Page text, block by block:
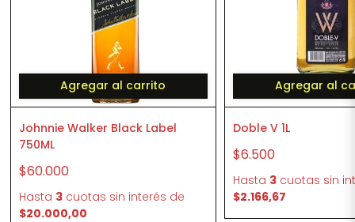
Agregar al carrito
Johnnie Walker Black Label
750ML
$60.000
Hasta 3cuotas sin interés de
$20.000,00
Agregar al
Doble V 1L
$6.500
Hasta 3 cuotas sin
$2.166,67